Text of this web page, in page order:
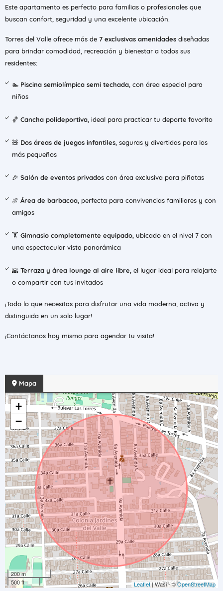
Este apartamento es perfecto para familias o profesionales que
buscan confort, seguridad y una excelente ubicación.
Torres del Valle ofrece más de 7 exclusivas amenidades diseñadas
para brindar comodidad, recreación y bienestar a todos sus
residentes:
🏊 Piscina semiolímpica semi techada , con área especial para
niños
🏀 Cancha polideportiva , ideal para practicar tu deporte favorito
🧸 Dos áreas de juegos infantiles , seguras y divertidas para los
más pequeños
🎉 Salón de eventos privados con área exclusiva para piñatas
🍖 Área de barbacoa , perfecta para convivencias familiares y con
amigos
🏋️ Gimnasio completamente equipado , ubicado en el nivel 7 con
una espectacular vista panorámica
🌇 Terraza y área lounge al aire libre , el lugar ideal para relajarte
o compartir con tus invitados
¡Todo lo que necesitas para disfrutar una vida moderna, activa y
distinguida en un solo lugar!
¡Contáctanos hoy mismo para agendar tu visita!
Mapa
+
−
200 m
500 ft
Leaflet| Wasi - ©OpenStreetMap